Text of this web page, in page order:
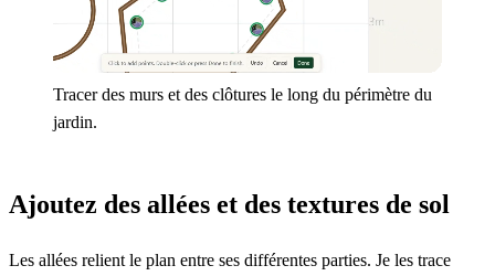
Tracer des murs et des clôtures le long du périmètre du
jardin.
Ajoutez des allées et des textures de sol
Les allées relient le plan entre ses différentes parties. Je les trace